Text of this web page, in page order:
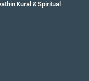
Kural & Spiritual